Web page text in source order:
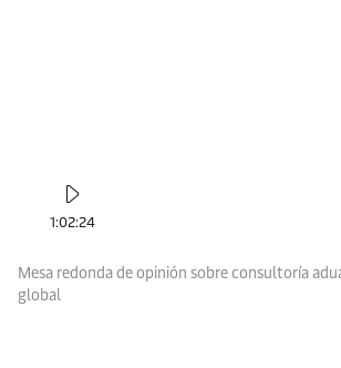
1:02:24
Mesa redonda de opinión sobre consultoría
global